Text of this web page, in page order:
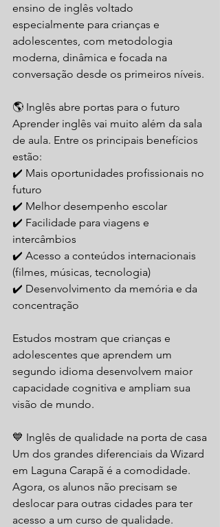
ensino de inglês voltado
especialmente para crianças e
adolescentes, com metodologia
moderna, dinâmica e focada na
conversação desde os primeiros níveis.
🌎 Inglês abre portas para o futuro
Aprender inglês vai muito além da sala
de aula. Entre os principais benefícios
estão:
✔️ Mais oportunidades profissionais no
futuro
✔️ Melhor desempenho escolar
✔️ Facilidade para viagens e
intercâmbios
✔️ Acesso a conteúdos internacionais
(filmes, músicas, tecnologia)
✔️ Desenvolvimento da memória e da
concentração
Estudos mostram que crianças e
adolescentes que aprendem um
segundo idioma desenvolvem maior
capacidade cognitiva e ampliam sua
visão de mundo.
💙 Inglês de qualidade na porta de casa
Um dos grandes diferenciais da Wizard
em Laguna Carapã é a comodidade.
Agora, os alunos não precisam se
deslocar para outras cidades para ter
acesso a um curso de qualidade.